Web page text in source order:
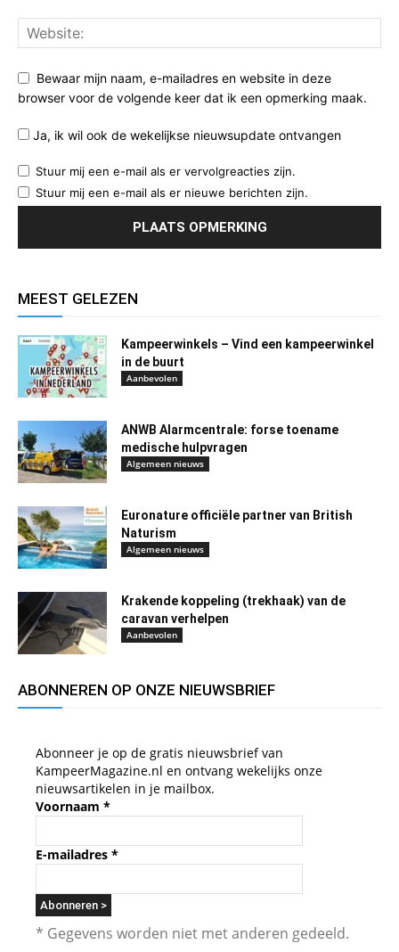
Bewaar mijn naam, e-mailadres en website in deze
browser voor de volgende keer dat ik een opmerking maak.
Ja, ik wil ook de wekelijkse nieuwsupdate ontvangen
Stuur mij een e-mail als er vervolgreacties zijn.
Stuur mij een e-mail als er nieuwe berichten zijn.
MEEST GELEZEN
Kampeerwinkels – Vind een kampeerwinkel
in de buurt
Aanbevolen
ANWB Alarmcentrale: forse toename
medische hulpvragen
Algemeen nieuws
Euronature officiële partner van British
Naturism
Algemeen nieuws
Krakende koppeling (trekhaak) van de
caravan verhelpen
Aanbevolen
ABONNEREN OP ONZE NIEUWSBRIEF
Abonneer je op de gratis nieuwsbrief van
KampeerMagazine.nl en ontvang wekelijks onze
nieuwsartikelen in je mailbox.
Voornaam *
E-mailadres *
* Gegevens worden niet met anderen gedeeld.